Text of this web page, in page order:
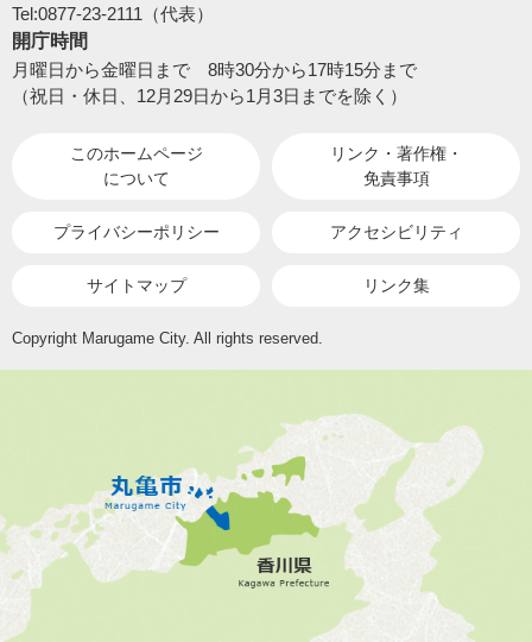
Tel:0877-23-2111（代表）
開庁時間
月曜日から金曜日まで 8時30分から17時15分まで
（祝日・休日、12月29日から1月3日までを除く）
このホームページ
について
リンク・著作権・
免責事項
プライバシーポリシー アクセシビリティ
サイトマップ リンク集
Copyright Marugame City. All rights reserved.